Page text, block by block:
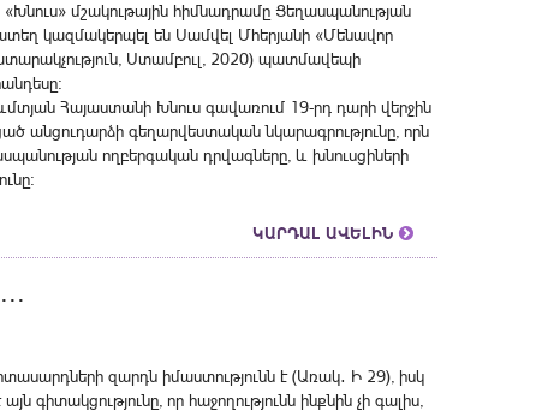
մշակութային հիմնադրամը Ցեղասպանության
կազմակերպել են Սամվել Մհերյանի «Մենավոր
Ստամբուլ, 2020) պատմավեպի
Հայաստանի Խնուս գավառում 19-րդ դարի վերջին
անցուդարձի գեղարվեստական նկարագրությունը, որն
ողբերգական դրվագները, և խնուսցիների
ԿԱՐԴԱԼ ԱՎԵԼԻՆ
զարդն իմաստությունն է (Առակ․ Ի 29), իսկ
գիտակցությունը, որ հաջողությունն ինքնին չի գալիս,